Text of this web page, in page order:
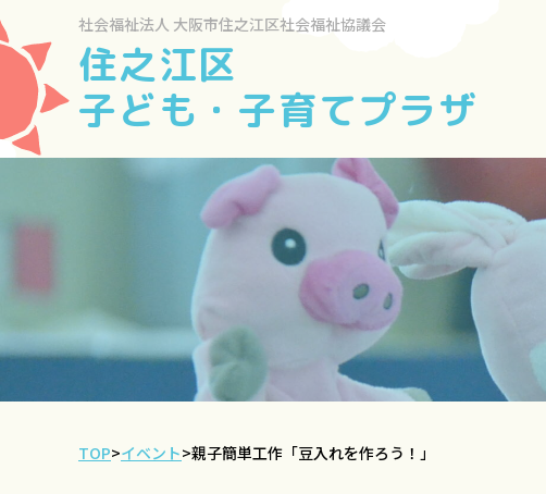
社会福祉法人 大阪市住之江区社会福祉協議会
住之江区
子ども・子育てプラザ
TOP>イベント>親子簡単工作「豆入れを作ろう！」